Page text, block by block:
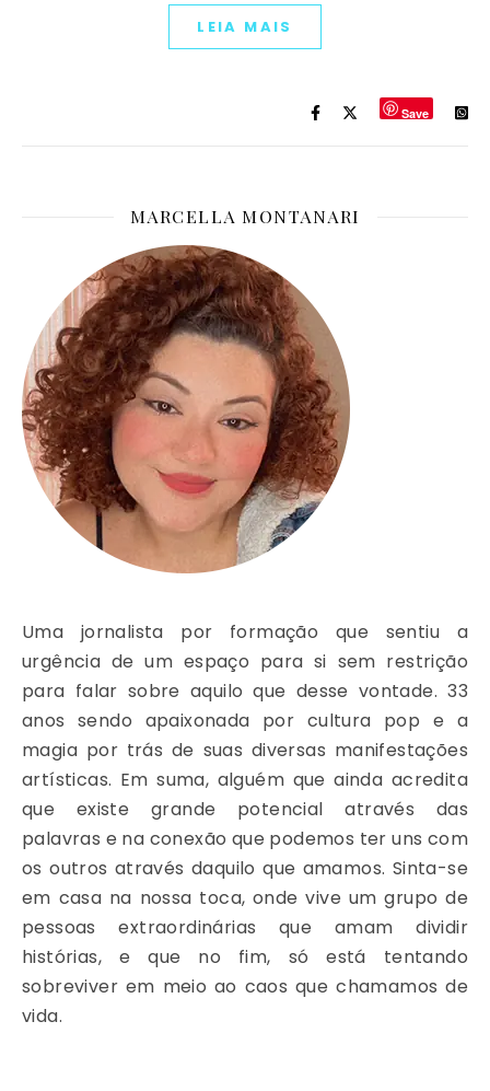
LEIA MAIS
Save
MARCELLA MONTANARI
Uma jornalista por formação que sentiu a
urgência de um espaço para si sem restrição
para falar sobre aquilo que desse vontade. 33
anos sendo apaixonada por cultura pop e a
magia por trás de suas diversas manifestações
artísticas. Em suma, alguém que ainda acredita
que existe grande potencial através das
palavras e na conexão que podemos ter uns com
os outros através daquilo que amamos. Sinta-se
em casa na nossa toca, onde vive um grupo de
pessoas extraordinárias que amam dividir
histórias, e que no fim, só está tentando
sobreviver em meio ao caos que chamamos de
vida.